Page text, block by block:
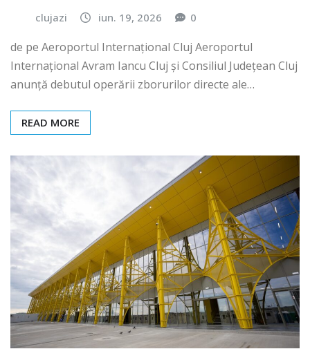
clujazi iun. 19, 2026 0
de pe Aeroportul Internaţional Cluj Aeroportul
Internațional Avram Iancu Cluj și Consiliul Județean Cluj
anunță debutul operării zborurilor directe ale…
READ MORE